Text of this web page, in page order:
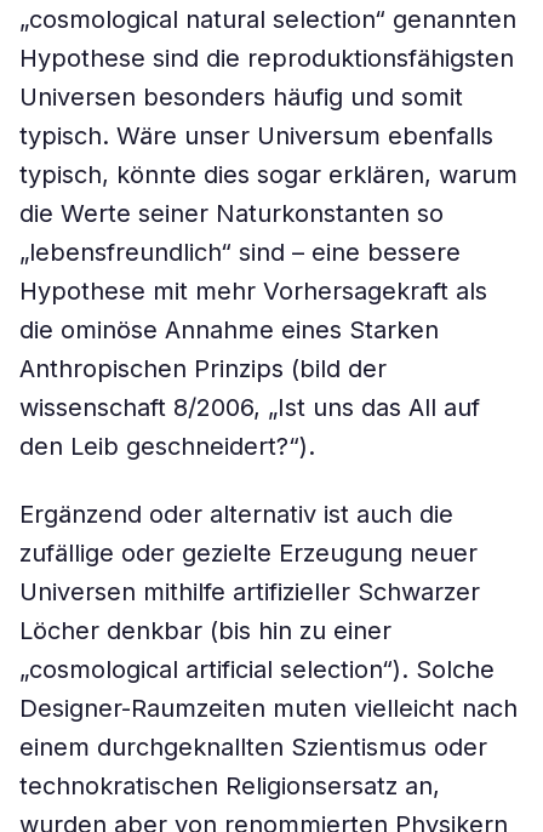
„cosmological natural selection“ genannten
Hypothese sind die reproduktionsfähigsten
Universen besonders häufig und somit
typisch. Wäre unser Universum ebenfalls
typisch, könnte dies sogar erklären, warum
die Werte seiner Naturkonstanten so
„lebensfreundlich“ sind – eine bessere
Hypothese mit mehr Vorhersagekraft als
die ominöse Annahme eines Starken
Anthropischen Prinzips (bild der
wissenschaft 8/2006, „Ist uns das All auf
den Leib geschneidert?“).
Ergänzend oder alternativ ist auch die
zufällige oder gezielte Erzeugung neuer
Universen mithilfe artifizieller Schwarzer
Löcher denkbar (bis hin zu einer
„cosmological artificial selection“). Solche
Designer-Raumzeiten muten vielleicht nach
einem durchgeknallten Szientismus oder
technokratischen Religionsersatz an,
wurden aber von renommierten Physikern